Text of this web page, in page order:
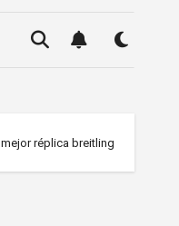
mejor réplica breitling